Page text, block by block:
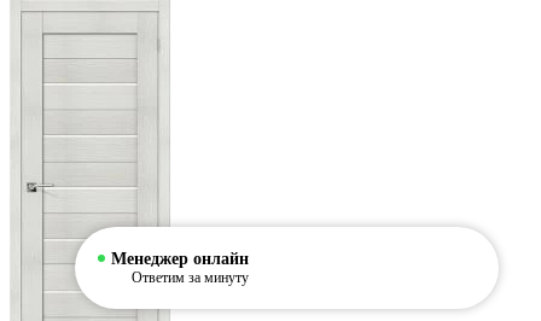
Менеджер онлайн
Ответим за минуту